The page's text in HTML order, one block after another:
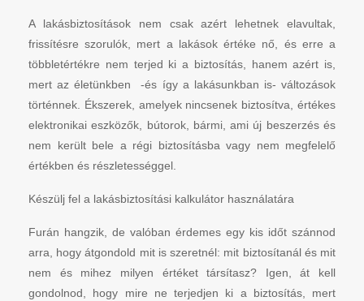
A lakásbiztosítások nem csak azért lehetnek elavultak,
frissítésre szorulók, mert a lakások értéke nő, és erre a
többletértékre nem terjed ki a biztosítás, hanem azért is,
mert az életünkben -és így a lakásunkban is- változások
történnek. Ékszerek, amelyek nincsenek biztosítva, értékes
elektronikai eszközők, bútorok, bármi, ami új beszerzés és
nem került bele a régi biztosításba vagy nem megfelelő
értékben és részletességgel.
Készülj fel a lakásbiztosítási kalkulátor használatára
Furán hangzik, de valóban érdemes egy kis időt szánnod
arra, hogy átgondold mit is szeretnél: mit biztosítanál és mit
nem és mihez milyen értéket társítasz? Igen, át kell
gondolnod, hogy mire ne terjedjen ki a biztosítás, mert